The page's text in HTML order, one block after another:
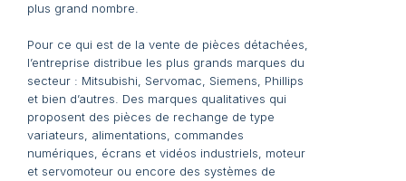
plus grand nombre.
Pour ce qui est de la vente de pièces détachées,
l’entreprise distribue les plus grands marques du
secteur : Mitsubishi, Servomac, Siemens, Phillips
et bien d’autres. Des marques qualitatives qui
proposent des pièces de rechange de type
variateurs, alimentations, commandes
numériques, écrans et vidéos industriels, moteur
et servomoteur ou encore des systèmes de